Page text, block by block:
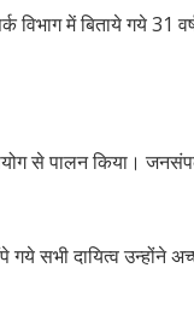
में बिताये गये 31
से पालन किया।
सभी दायित्व उन्होंने